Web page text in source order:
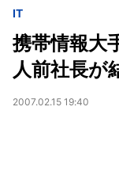
IT
携帯情報大
人前社長が
2007.02.15 19:40